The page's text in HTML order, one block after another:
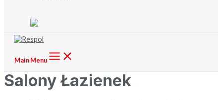
Main Menu
Salony Łazienek